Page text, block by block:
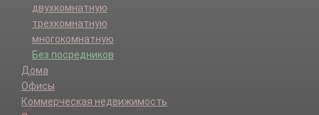
двухкомнатную
трехкомнатную
многокомнатную
Без посредников
Дома
Офисы
Коммерческая недвижимость